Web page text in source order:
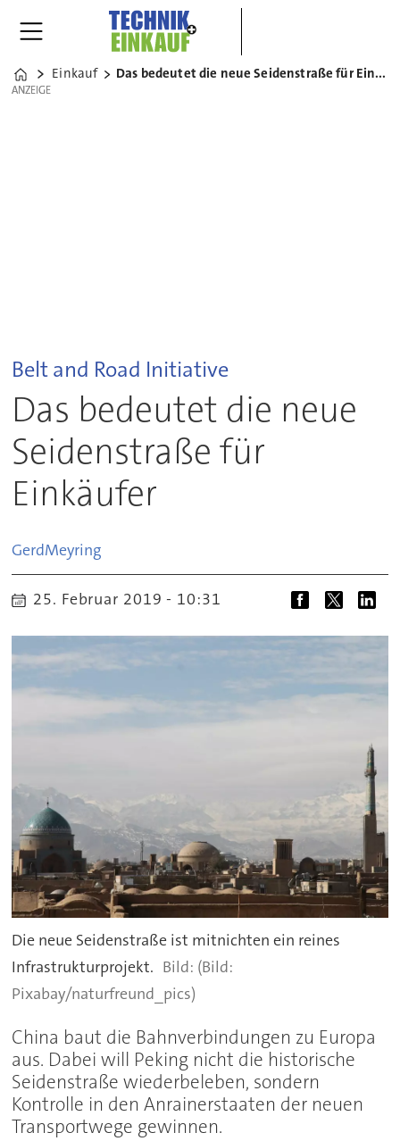
Home
Einkauf Das bedeutet die neue Seidenstraße für Einkäufer
ANZEIGE
ANZEIGE
Belt and Road Initiative
Das bedeutet die neue
Seidenstraße für
Einkäufer
GerdMeyring
25. Februar 2019 - 10:31
Die neue Seidenstraße ist mitnichten ein reines
Infrastrukturprojekt.
(Bild:
Pixabay/naturfreund_pics)
China baut die Bahnverbindungen zu Europa
aus. Dabei will Peking nicht die historische
Seidenstraße wiederbeleben, sondern
Kontrolle in den Anrainerstaaten der neuen
Transportwege gewinnen.